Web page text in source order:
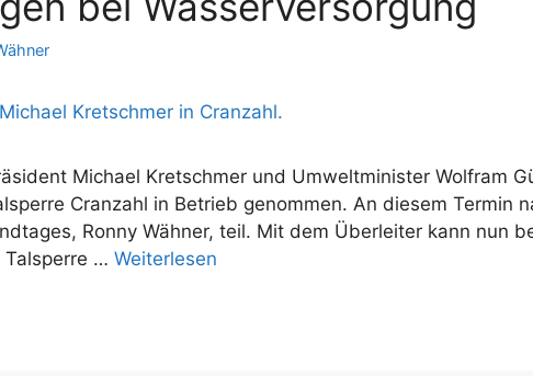
Michael Kretschmer und Umweltminister Wolfram
Cranzahl in Betrieb genommen. An diesem Termin
Ronny Wähner, teil. Mit dem Überleiter kann nun
Talsperre … Weiterlesen